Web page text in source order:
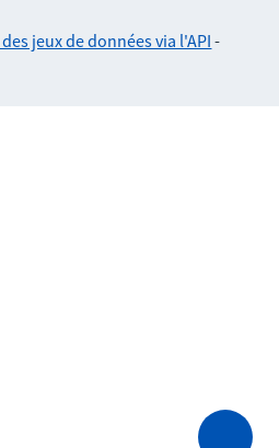
jeux de données via l'API -